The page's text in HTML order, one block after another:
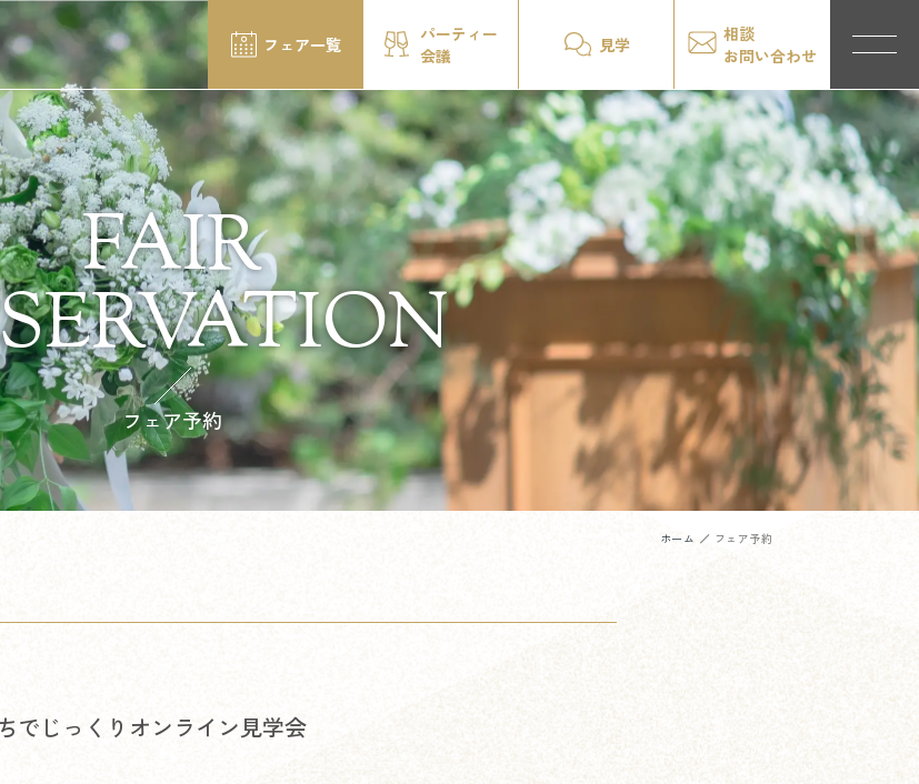
フェア一覧
パーティー
会議
見学
相談
お問い合わせ
FAIR
フェア予約
ホーム フェア予約
でじっくりオンライン見学会